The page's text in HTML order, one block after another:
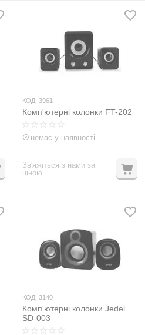
КОД: 3961
Комп'ютерні колонки FT-202
немає у наявності
Зв'яжіться з нами за
ціною
КОД: 3140
Комп'ютерні колонки Jedel
SD-003